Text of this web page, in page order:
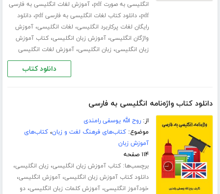
انگلیسی به صورت pdf
،آموزش لغات انگلیسی به فارسی
pdf،دانلود کتاب لغات انگلیسی به فارسی pdf ،دانلود
رایگان لغات پرکاربرد انگلیسی، لغات انگلیسی،آموزش
واژگان انگلیسی،آموزش زبان انگلیسی،کتاب آموزش
زبان انگلیسی، زبان انگلیسی،آموزش لغات انگلیسی
دانلود کتاب
دانلود کتاب واژه‌نامه انگلیسی به فارسی
از:روح الله یوسفی رامندی
موضوع:کتاب‌های فرهنگ لغت و زبان،کتاب‌های
آموزش زبان
۱۱۴ صفحه
برچسب‌ها:کتاب آموزش زبان انگلیسی، زبان انگلیسی،
دانلود کتاب آموزش زبان انگلیسی،آموزش انگلیسی،
خودآموز انگلیسی،آموزش کلمات زبان انگلیسی،دو